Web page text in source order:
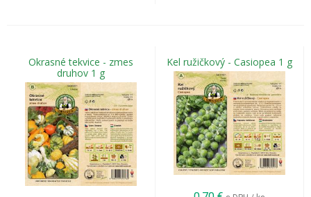
Okrasné tekvice - zmes
druhov 1 g
Kel ružičkový - Casiopea 1 g